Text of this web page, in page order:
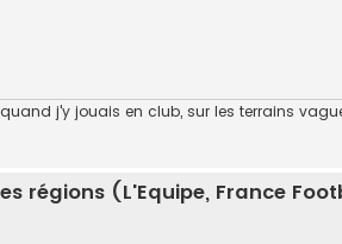
j'y jouais en club, sur les terrains
régions (L'Equipe, France